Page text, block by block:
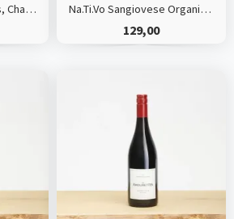
Duchesse Des Pastres, Chardonnay, HVE Na.Ti.Vo Sangiovese Organic, Puglia, Italy
129,00